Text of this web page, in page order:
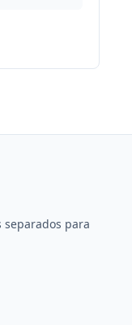
separados para